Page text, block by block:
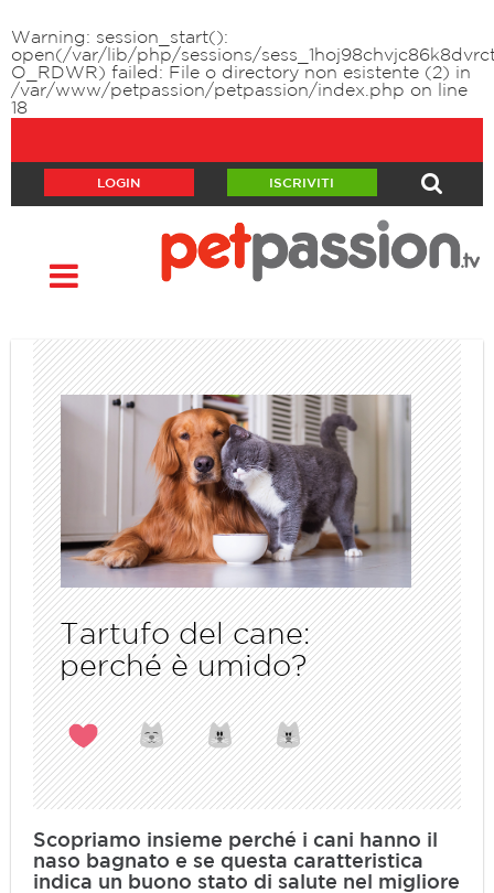
Warning : session_start():
open(/var/lib/php/sessions/
O_RDWR) failed: File o directory non esistente (2) in
/var/www/petpassion/petpassion/index.php on line
18
LOGIN ISCRIVITI
Tartufo del cane:
perché è umido?
Scopriamo insieme perché i cani hanno il
naso bagnato e se questa caratteristica
indica un buono stato di salute nel migliore